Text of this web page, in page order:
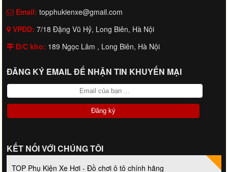
Email:topphukienxe@gmail.com
VPĐD:7/18 Đặng Vũ Hỷ, Long Biên, Hà Nội
Đ/C kho: 189 Ngọc Lâm , Long Biên, Hà Nội
ĐĂNG KÝ EMAIL ĐỂ NHẬN TIN KHUYẾN MẠI
KẾT NỐI VỚI CHÚNG TÔI
TOP Phụ Kiện Xe Hơi - Đồ chơi ô tô chính hãng